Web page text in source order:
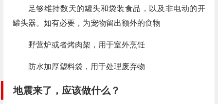
足够维持数天的罐头和袋装食品，以及非电动的开
罐头器。如有必要，为宠物留出额外的食物
野营炉或者烤肉架，用于室外烹饪
防水加厚塑料袋，用于处理废弃物
地震来了，应该做什么？